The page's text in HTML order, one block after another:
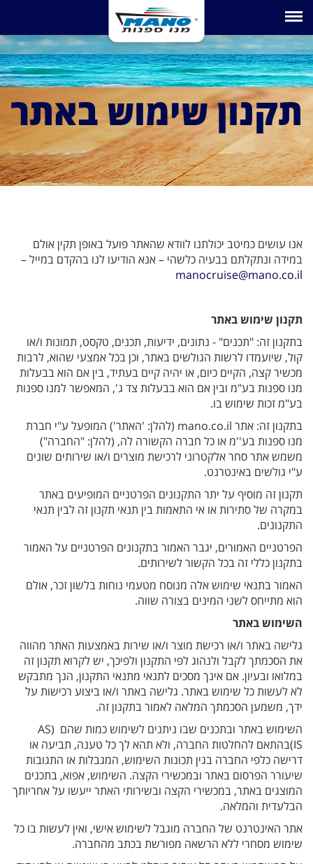
Toggle navigation
תקנון שימוש באתר
אנו עושים כמיטב יכולתנו לוודא שהאתר פועל באופן תקין אולם
במידה ונתקלתם בבעיה כלשהי – אנא הודיעו לנו בהקדם במייל –
manocruise@mano.co.il
תקנון שימושבאתר
בתקנון זה: "תכנים" - נתונים, ידיעות, תכנים, טקסט, תמונות ו/או
קול, שיועמדו לרשות הגולשים באתר, וכן בכל אמצעי שהוא, לרבות
מכשיר קצה, הקיים כיום, או יהיה קיים בעתיד, בין אם הוא בבעלות
מנו ספנות בע"מ ובין אם הוא בבעלות צד ג', המאפשר למנו ספנות
בע"מ זכות שימוש בו.
בתקנון זה: אתר mano.co.il (להלן: 'האתר') המופעל ע"י חברת
מנו ספנות בע''מ או כל חברה הקשורה לה, (להלן: "החברה")
משמש אתר סחר אלקטרוני לרכישת מוצרים ו/או שירותים שונים
ע"י גולשים באינטרנט.
תקנון זה מוסיף על יתר התקנונים הפרטניים המופיעים באתר
במקרה של סתירות או אי התאמות בין תנאי תקנון זה לבין תנאי
התקנונים.
הפרטניים האמורים, יגבר האמור בתקנונים הפרטניים על האמור
בתקנון כללי זה בכל הקשור לשירותים.
האמור בתנאי שימוש אלה מנוסח מטעמי נוחות בלשון זכר, אולם
הוא מתייחס לשני המינים בצורה שווה.
השימוש באתר
גלישה באתר ו/או רכישת מוצר ו/או שירות באמצעות האתר מהווה
את הסכמתך לקבל ולנהוג לפי התקנון ולפיכך, יש לקרוא תקנון זה
במלואו ובעיון. אם אינך מסכים לתנאי מתנאי התקנון, הנך מתבקש
לא לעשות כל שימוש באתר. גלישה באתר ו/או ביצוע רכישות על
ידך, משמען הסכמתך המלאה לאמור בתקנון זה.
השימוש באתר ובתכנים שבו ניתנים לשימוש כמות שהם (AS
IS)בהתאם להחלטות החברה, ולא תהא לך כל טענה, תביעה או
דרישה כלפי החברה בגין תכונות השימוש, המגבלות או התגובות
שיעורר הפרסום באתר ובמכשירי הקצה. השימוש, אפוא, בתכנים
המוצגים באתר, במכשירי הקצה ובשירותי האתר ייעשו על אחריותך
הבלעדית והמלאה.
אתר האינטרנט של החברה מוגבל לשימוש אישי, ואין לעשות בו כל
שימוש מסחרי ללא הרשאה מפורשת בכתב מהחברה.